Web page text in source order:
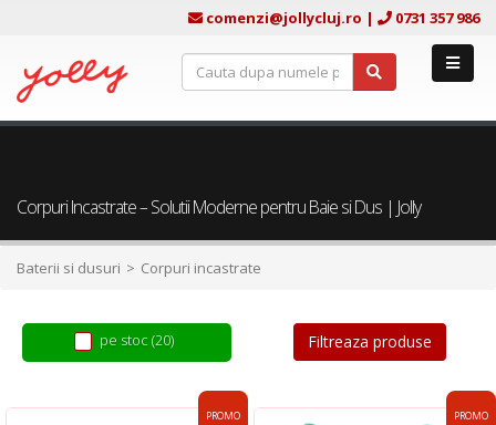
comenzi@jollycluj.ro | 0731 357 986
Corpuri Incastrate – Solutii Moderne pentru Baie si Dus | Jolly
Baterii si dusuri Corpuri incastrate
pe stoc (20) Filtreaza produse
PROMO PROMO